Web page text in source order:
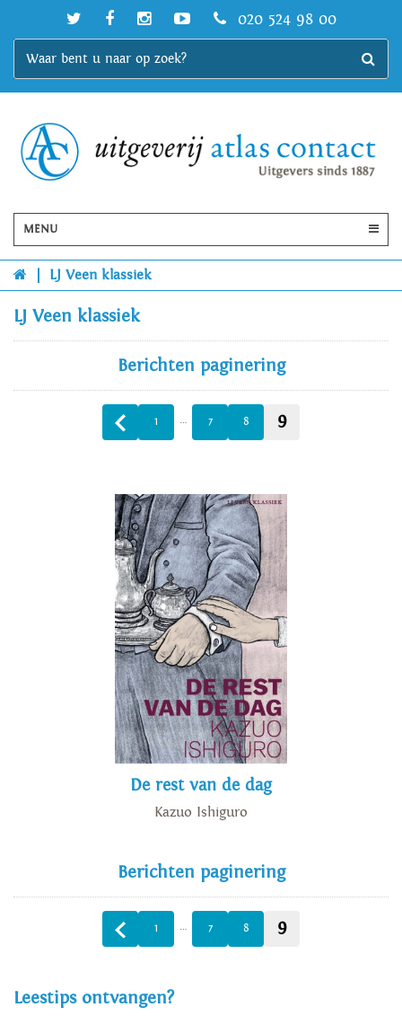
020 524 98 00
MENU
LJ Veen klassiek
LJ Veen klassiek
Berichten paginering
1 … 7 8 9
De rest van de dag
Kazuo Ishiguro
Berichten paginering
1 … 7 8 9
Leestips ontvangen?